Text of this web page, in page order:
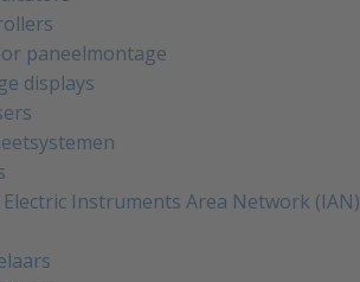
paneelmontage
displays
Electric Instruments Area Network (IAN)